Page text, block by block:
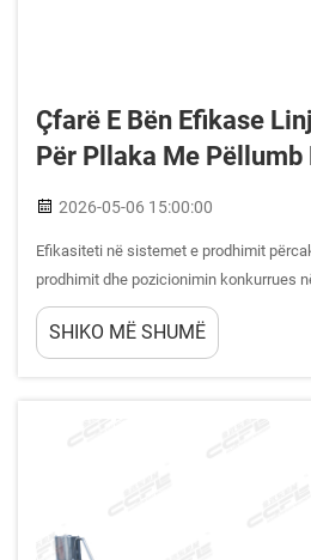
Çfarë E Bën Efikase
Për Pllaka Me Pëllumb
2026-05-06 15:00:00
Efikasiteti në sistemet e prodhimit
prodhimit dhe pozicionimin konkurrues
moderne. Kur vlerësohet çfarë e bën
paneleve prej pjerrëse PVC, prodhuesit
SHIKO MË SHUMË